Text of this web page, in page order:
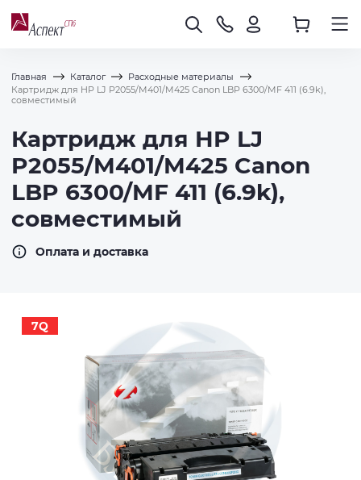
Главная Каталог
Расходные материалы
Картридж для HP LJ P2055/M401/M425 Canon LBP 6300/MF 411 (6.9k),
совместимый
Картридж для HP LJ
P2055/M401/M425 Canon
LBP 6300/MF 411 (6.9k),
совместимый
Оплата и доставка
7Q